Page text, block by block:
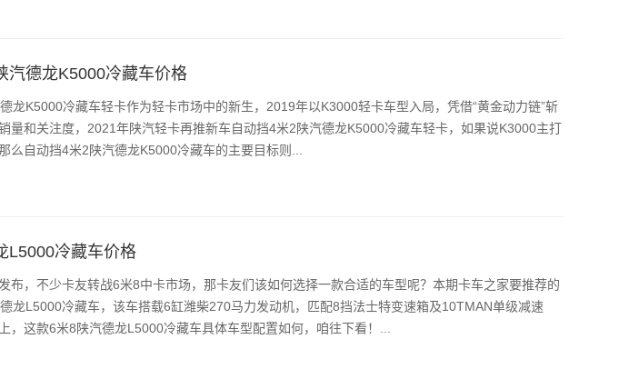
汽德龙K5000冷藏车价格
龙K5000冷藏车轻卡作为轻卡市场中的新生，2019年以K3000轻卡车型入局，凭借“黄金动力链”斩
量和关注度，2021年陕汽轻卡再推新车自动挡4米2陕汽德龙K5000冷藏车轻卡，如果说K3000主打
么自动挡4米2陕汽德龙K5000冷藏车的主要目标则...
L5000冷藏车价格
布，不少卡友转战6米8中卡市场，那卡友们该如何选择一款合适的车型呢？本期卡车之家要推荐的
龙L5000冷藏车，该车搭载6缸潍柴270马力发动机，匹配8挡法士特变速箱及10TMAN单级减速
，这款6米8陕汽德龙L5000冷藏车具体车型配置如何，咱往下看！...